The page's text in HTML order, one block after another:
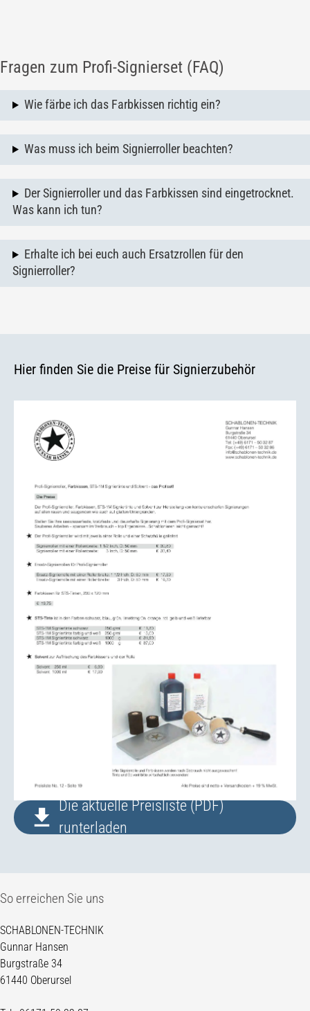
Fragen zum Profi-Signierset (FAQ)
Wie färbe ich das Farbkissen richtig ein?
Was muss ich beim Signierroller beachten?
Der Signierroller und das Farbkissen sind eingetrocknet.
Was kann ich tun?
Erhalte ich bei euch auch Ersatzrollen für den
Signierroller?
Hier finden Sie die Preise für Signierzubehör
Die aktuelle Preisliste (PDF)
runterladen
So erreichen Sie uns
SCHABLONEN-TECHNIK
Gunnar Hansen
Burgstraße 34
61440 Oberursel